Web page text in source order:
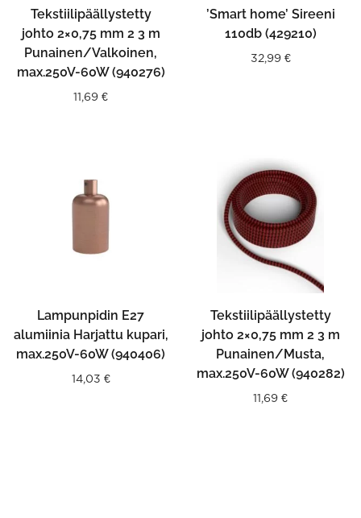
Tekstiilipäällystetty
johto 2×0,75 mm 2 3 m
Punainen/Valkoinen,
max.250V-60W (940276)
11,69 €
’Smart home’ Sireeni
110db (429210)
32,99 €
Lampunpidin E27
alumiinia Harjattu kupari,
max.250V-60W (940406)
14,03 €
Tekstiilipäällystetty
johto 2×0,75 mm 2 3 m
Punainen/Musta,
max.250V-60W (940282)
11,69 €